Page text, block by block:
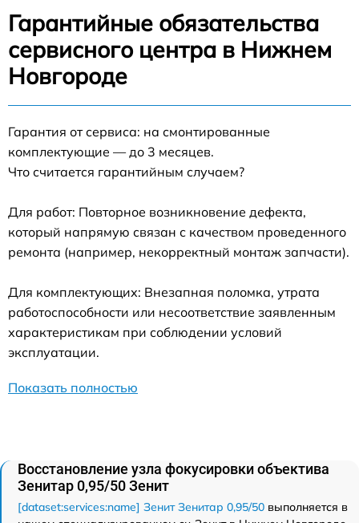
Гарантийные обязательства
сервисного центра в Нижнем
Новгороде
Гарантия от сервиса: на смонтированные
комплектующие — до 3 месяцев.
Что считается гарантийным случаем?
Для работ: Повторное возникновение дефекта,
который напрямую связан с качеством проведенного
ремонта (например, некорректный монтаж запчасти).
Для комплектующих: Внезапная поломка, утрата
работоспособности или несоответствие заявленным
характеристикам при соблюдении условий
эксплуатации.
Показать полностью
Восстановление узла фокусировки объектива
Зенитар 0,95/50 Зенит
[dataset:services:name] Зенит Зенитар 0,95/50 выполняется в